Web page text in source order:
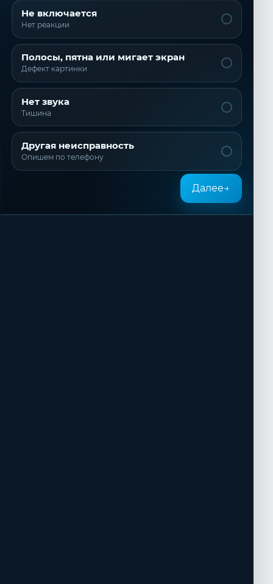
Не включается
Нет реакции
Полосы, пятна или мигает экран
Дефект картинки
Нет звука
Тишина
Другая неисправность
Опишем по телефону
Далее→